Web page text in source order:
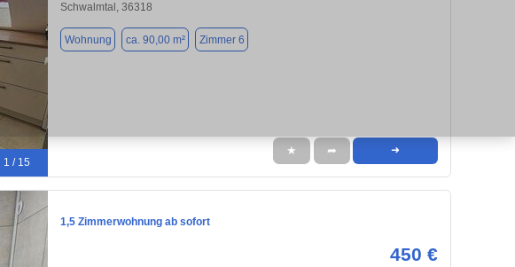
1 / 15
Schwalmtal, 36318
Wohnung ca. 90,00 m² Zimmer 6
★ ➦ ➜
1,5 Zimmerwohnung ab sofort
450 €